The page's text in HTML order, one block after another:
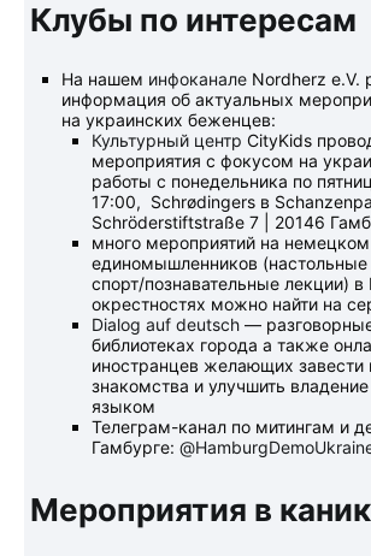
Клубы по интересам
На нашем инфоканалеNordherz e.V.
информация об актуальных
на украинских беженцев:
Культурный центр CityKids
мероприятия с фокусом на
работы с понедельника по
17:00, Schrødingers в
Schröderstiftstraße 7 | 20146
много мероприятий на
единомышленников
спорт/познавательные лекции) в
окрестностях можно найти на
Dialog auf deutsch —
библиотеках города а также
иностранцев желающих завести
знакомства и улучшить
языком
Телеграм-канал по митингам и
Гамбурге:
Мероприятия в